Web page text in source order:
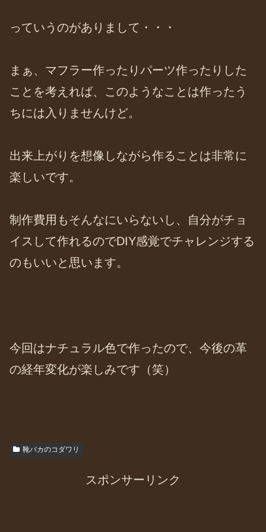
っていうのがありまして・・・
まぁ、マフラー作ったりパーツ作ったりした
ことを考えれば、このようなことは作ったう
ちには入りませんけど。
出来上がりを想像しながら作ることは非常に
楽しいです。
制作費用もそんなにいらないし、自分がチョ
イスして作れるのでDIY感覚でチャレンジする
のもいいと思います。
今回はナチュラル色で作ったので、今後の革
の経年変化が楽しみです（笑）
靴バカのコダワリ
スポンサーリンク